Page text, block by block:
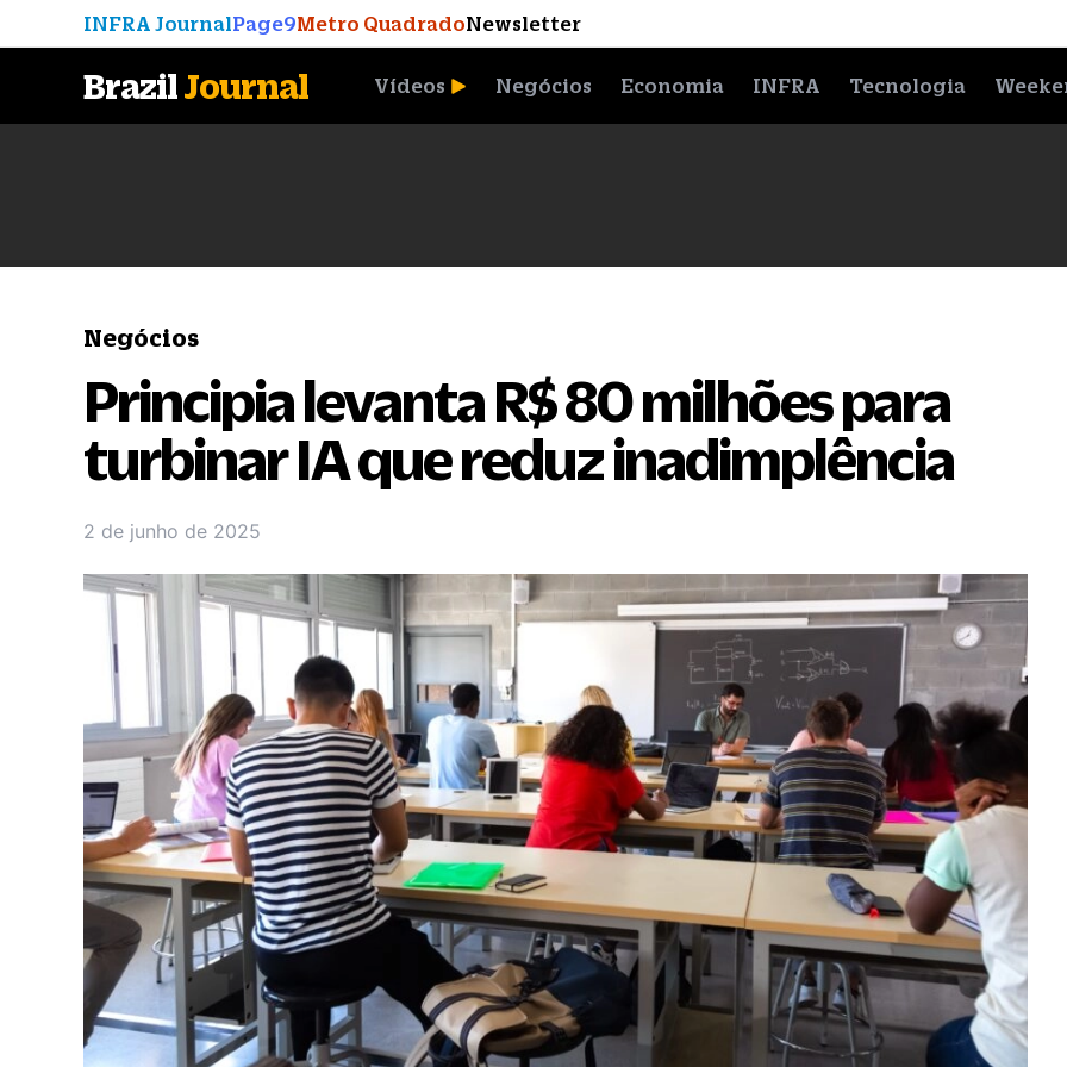
INFRA JournalPage9Metro QuadradoNewsletter
BrazilJournal Vídeos Negócios Economia INFRA Tecnologia
Negócios
Principia levanta R$ 80 milhões para
turbinar IA que reduz inadimplência
2 de junho de 2025